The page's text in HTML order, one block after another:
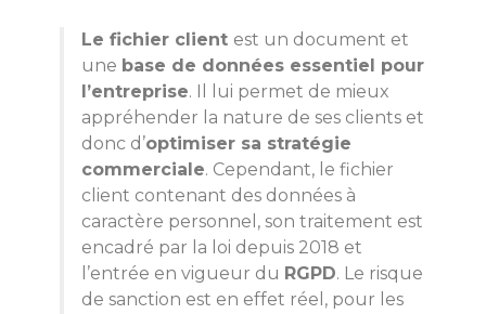
Le fichier client est un document et
une base de données essentiel pour
l’entreprise. Il lui permet de mieux
appréhender la nature de ses clients et
donc d’optimiser sa stratégie
commerciale. Cependant, le fichier
client contenant des données à
caractère personnel, son traitement est
encadré par la loi depuis 2018 et
l’entrée en vigueur du RGPD. Le risque
de sanction est en effet réel, pour les